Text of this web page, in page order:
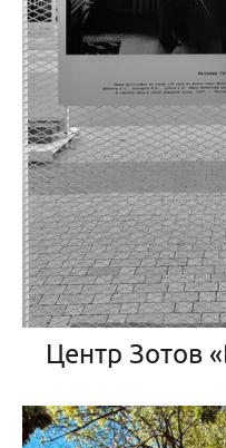
Центр Зотов